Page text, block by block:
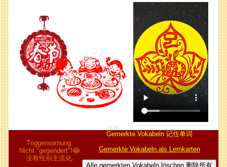
01341
Triggerwarnung:
Nicht "gegendert"!😂
没有性别主流化.
Gemerkte Vokabeln 记住单词
Gemerkte Vokabeln als Lernkarten
Alle gemerkten Vokabeln löschen 删除所有